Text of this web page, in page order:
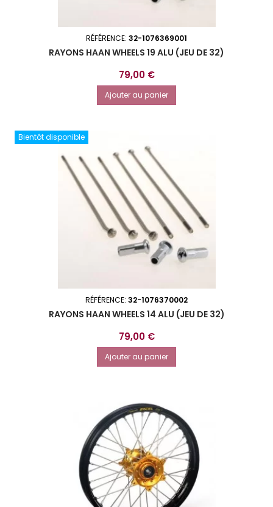
RÉFÉRENCE: 32-1076369001
RAYONS HAAN WHEELS 19 ALU (JEU DE 32)
Prix
79,00 €
Ajouter au panier
Bientôt disponible
RÉFÉRENCE: 32-1076370002
RAYONS HAAN WHEELS 14 ALU (JEU DE 32)
Prix
79,00 €
Ajouter au panier